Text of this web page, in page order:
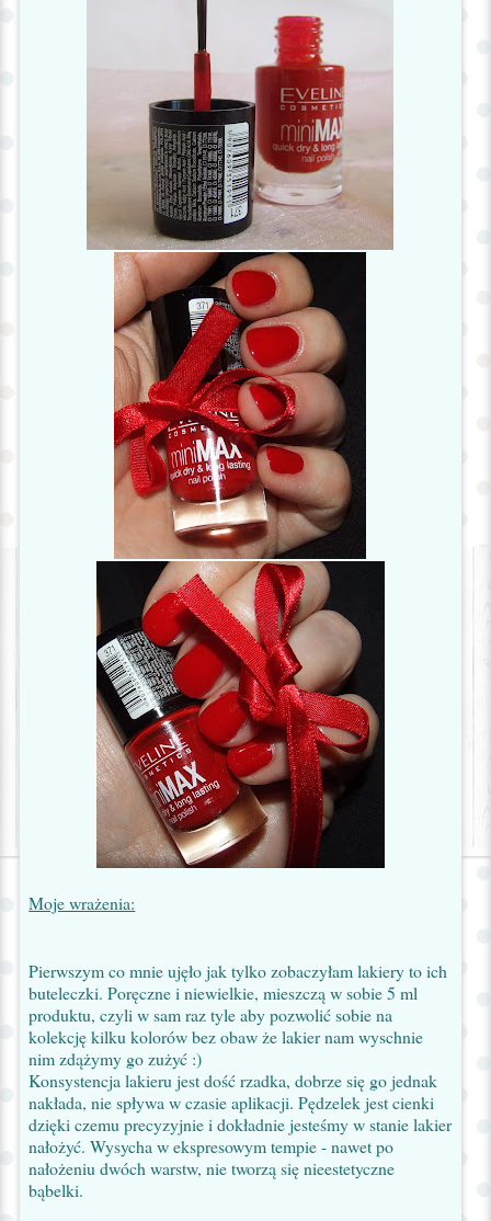
Moje wrażenia:
Pierwszym co mnie ujęło jak tylko zobaczyłam lakiery to ich
buteleczki. Poręczne i niewielkie, mieszczą w sobie 5 ml
produktu, czyli w sam raz tyle aby pozwolić sobie na
kolekcję kilku kolorów bez obaw że lakier nam wyschnie
nim zdążymy go zużyć :)
Konsystencja lakieru jest dość rzadka, dobrze się go jednak
nakłada, nie spływa w czasie aplikacji. Pędzelek jest cienki
dzięki czemu precyzyjnie i dokładnie jesteśmy w stanie lakier
nałożyć. Wysycha w ekspresowym tempie - nawet po
nałożeniu dwóch warstw, nie tworzą się nieestetyczne
bąbelki.